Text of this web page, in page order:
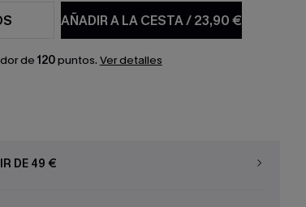
AÑADIR A LA CESTA/23,90 €
de 120puntos. Ver detalles
DE 49 €